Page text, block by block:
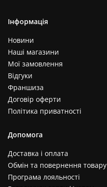
Інформація
Новини
Наші магазини
Мої замовлення
Відгуки
Франшиза
Договір оферти
Політика приватності
Допомога
Доставка і оплата
Обмін та повернення товару
Програма лояльності